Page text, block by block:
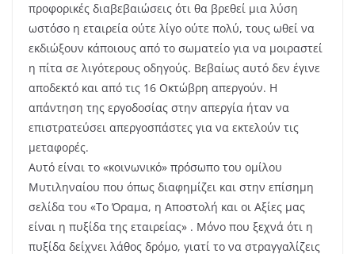
προφορικές διαβεβαιώσεις ότι θα βρεθεί μια λύση
ωστόσο η εταιρεία ούτε λίγο ούτε πολύ, τους ωθεί να
εκδιώξουν κάποιους από το σωματείο για να μοιραστεί
η πίτα σε λιγότερους οδηγούς. Βεβαίως αυτό δεν έγινε
αποδεκτό και από τις 16 Οκτώβρη απεργούν. Η
απάντηση της εργοδοσίας στην απεργία ήταν να
επιστρατεύσει απεργοσπάστες για να εκτελούν τις
μεταφορές.
Αυτό είναι το «κοινωνικό» πρόσωπο του ομίλου
Μυτιληναίου που όπως διαφημίζει και στην επίσημη
σελίδα του «Το Όραμα, η Αποστολή και οι Αξίες μας
είναι η πυξίδα της εταιρείας» . Μόνο που ξεχνά ότι η
πυξίδα δείχνει λάθος δρόμο, γιατί το να στραγγαλίζεις